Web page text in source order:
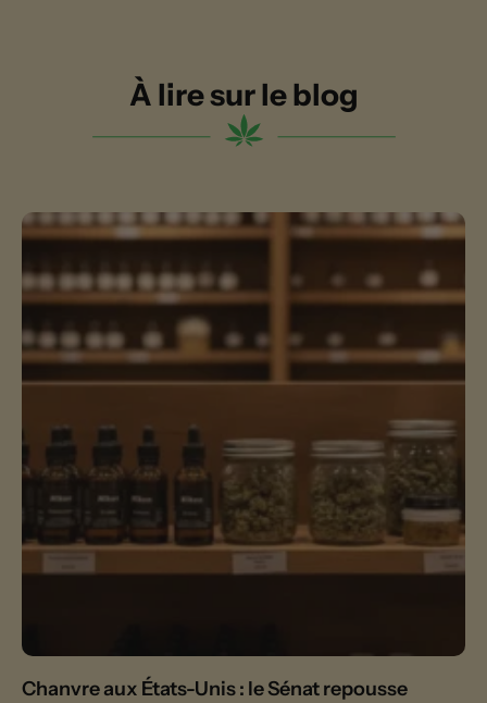
À lire sur le blog
Chanvre aux États-Unis : le Sénat repousse